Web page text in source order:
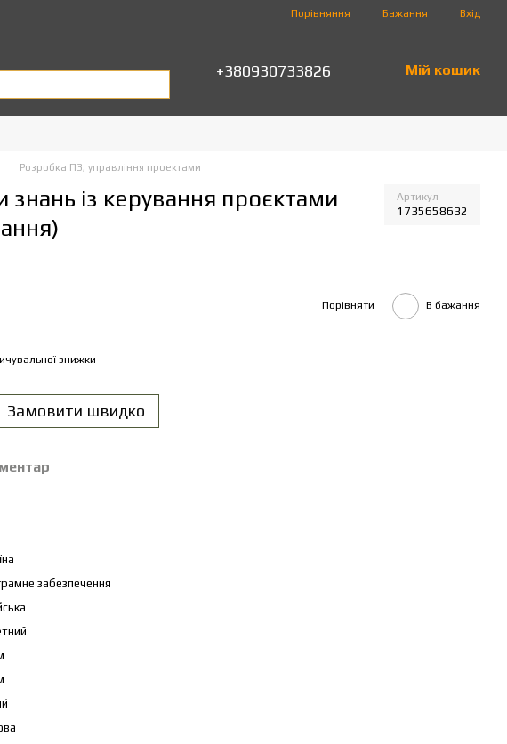
Порівняння Бажання Вхід
+380930733826 Мій кошик
Розробка ПЗ, управління проектами
знань із керування проєктами
Артикул
1735658632
Порівняти В бажання
знижки
Замовити швидко
забезпечення